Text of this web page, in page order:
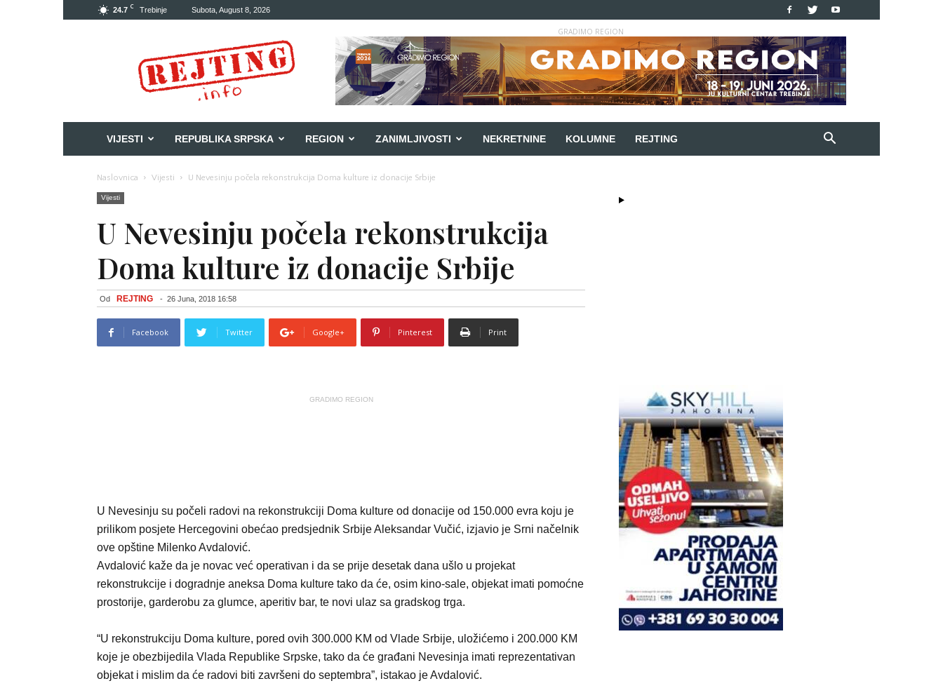
24.7 C Trebinje Subota, August 8, 2026
GRADIMO REGION
VIJESTI REPUBLIKA SRPSKA REGION ZANIMLJIVOSTI NEKRETNINE KOLUMNE REJTING
Naslovnica Vijesti U Nevesinju počela rekonstrukcija Doma kulture iz donacije Srbije
Vijesti
U Nevesinju počela rekonstrukcija
Doma kulture iz donacije Srbije
Od REJTING - 26 Juna, 2018 16:58
Facebook Twitter Google+ Pinterest Print
GRADIMO REGION
U Nevesinju su počeli radovi na rekonstrukciji Doma kulture od donacije od 150.000 evra koju je
prilikom posjete Hercegovini obećao predsjednik Srbije Aleksandar Vučić, izjavio je Srni načelnik
ove opštine Milenko Avdalović.
Avdalović kaže da je novac već operativan i da se prije desetak dana ušlo u projekat
rekonstrukcije i dogradnje aneksa Doma kulture tako da će, osim kino-sale, objekat imati pomoćne
prostorije, garderobu za glumce, aperitiv bar, te novi ulaz sa gradskog trga.
“U rekonstrukciju Doma kulture, pored ovih 300.000 KM od Vlade Srbije, uložićemo i 200.000 KM
koje je obezbijedila Vlada Republike Srpske, tako da će građani Nevesinja imati reprezentativan
objekat i mislim da će radovi biti završeni do septembra”, istakao je Avdalović.